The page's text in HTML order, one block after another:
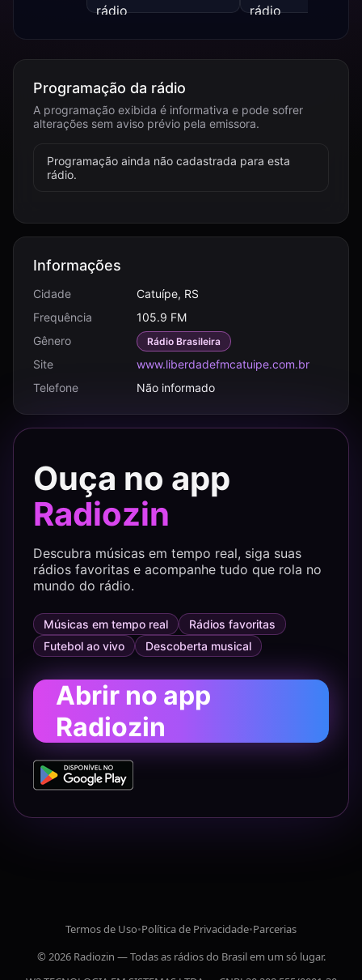
Programação da rádio
A programação exibida é informativa e pode sofrer
alterações sem aviso prévio pela emissora.
Programação ainda não cadastrada para esta
rádio.
Informações
Cidade
Catuípe, RS
Frequência
105.9 FM
Gênero
Rádio Brasileira
Site
www.liberdadefmcatuipe.com.br
Telefone
Não informado
Ouça no app
Radiozin
Descubra músicas em tempo real, siga suas
rádios favoritas e acompanhe tudo que rola no
mundo do rádio.
Músicas em tempo real
Rádios favoritas
Futebol ao vivo
Descoberta musical
Abrir no app
Radiozin
Termos de Uso•Política de Privacidade•Parcerias
© 2026 Radiozin — Todas as rádios do Brasil em um só lugar.